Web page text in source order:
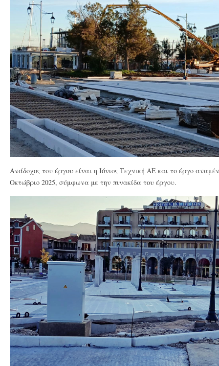
Ανάδοχος του έργου είναι η Ιόνιος Τεχνική ΑΕ και το έργο
Οκτώβριο 2025, σύμφωνα με την πινακίδα του έργου.